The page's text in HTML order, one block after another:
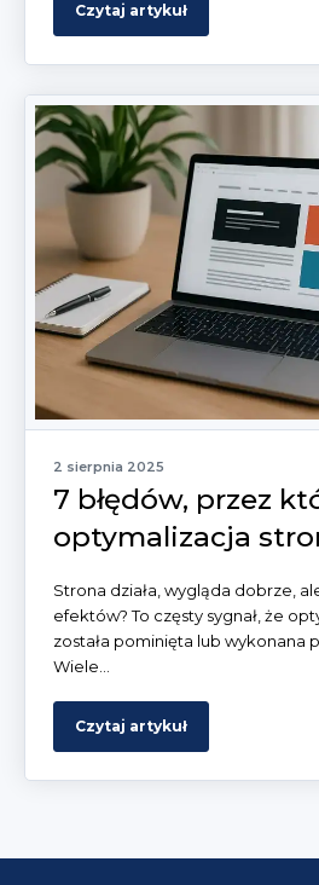
Czytaj artykuł
2 sierpnia 2025
7 błędów, przez
optymalizacja
Strona działa, wygląda dobrze,
efektów? To częsty sygnał, że
została pominięta lub wykonana
Wiele...
Czytaj artykuł